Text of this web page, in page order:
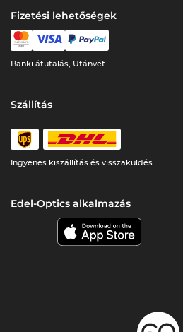
Fizetési lehetőségek
Banki átutalás, Utánvét
Szállítás
Ingyenes kiszállítás és visszaküldés
Edel-Optics alkalmazás